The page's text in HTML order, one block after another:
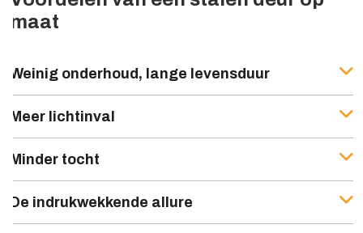
maat
Weinig onderhoud, lange levensduur
Meer lichtinval
Minder tocht
De indrukwekkende allure